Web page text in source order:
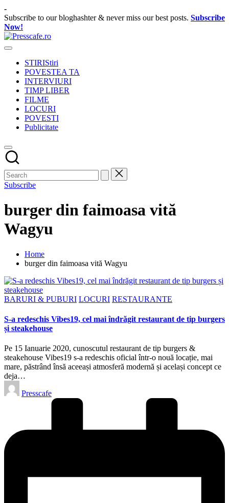
Skip
to
content
-
Subscribe to our bloghashter & never miss our best posts. Subscribe
Now!
Presscafe.ro
Cafeneau
urbaneSTIRIStiri
POVESTEA TA
INTERVIURI
TIMP LIBER
FILME
LOCURI
POVESTI
Publicitate
Subscribe
burger din faimoasa vită
Wagyu
Home
burger din faimoasa vită Wagyu
Posted
BARURI & PUBURI LOCURI RESTAURANTE
S-a redeschis Vibes19, cel mai îndrăgit restaurant de tip burgers
și steakehouse
Pe 15 Ianuarie 2020, cunoscutul restaurant de tip burgers &
steakehouse Vibes19 s-a redeschis oficial într-o nouă locație, mai
mare, păstrând însă aceeași atmosferă modernă și același concept ce
deja…
Posted
by
Presscafe